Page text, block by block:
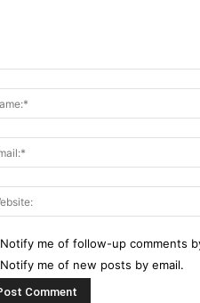
Notify me of follow-up comments
Notify me of new posts by email.